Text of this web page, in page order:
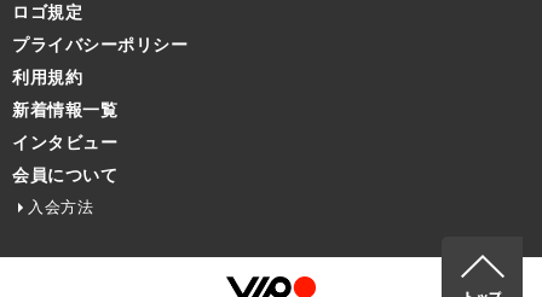
ロゴ規定
プライバシーポリシー
利用規約
新着情報一覧
インタビュー
会員について
入会方法